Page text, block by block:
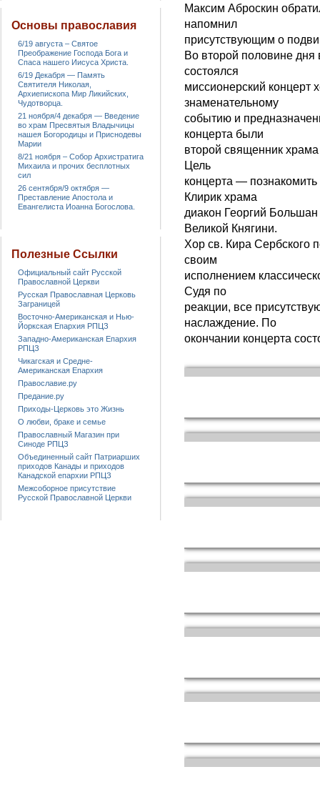
Максим Аброскин
напомнил
присутствующим о
Во второй половине дня
состоялся
миссионерский концерт
знаменательному
событию и
концерта были
второй священник
Цель
концерта —
Клирик храма
диакон Георгий
Великой Княгини.
Хор св. Кира Сербского
своим
исполнением
Судя по
реакции, все
наслаждение. По
окончании концерта
Основы православия
6/19 августа – Святое
Преображение Господа Бога и
Спаса нашего Иисуса Христа.
6/19 Декабря — Память
Святителя Николая,
Архиепископа Мир Ликийских,
Чудотворца.
21 ноября/4 декабря — Введение
во храм Пресвятыя Владычицы
нашея Богородицы и Приснодевы
Марии
8/21 ноября – Собор Архистратига
Михаила и прочих бесплотных
сил
26 сентября/9 октября —
Преставление Апостола и
Евангелиста Иоанна Богослова.
Полезные Ссылки
Официальный сайт Русской
Православной Церкви
Русская Православная Церковь
Заграницей
Восточно-Американская и Нью-
Йоркская Епархия РПЦЗ
Западно-Американская Епархия
РПЦЗ
Чикагская и Средне-
Американская Епархия
Православие.ру
Предание.ру
Приходы-Церковь это Жизнь
О любви, браке и семье
Православный Магазин при
Синоде РПЦЗ
Объединенный сайт Патриарших
приходов Канады и приходов
Канадской епархии РПЦЗ
Межсоборное присутствие
Русской Православной Церкви